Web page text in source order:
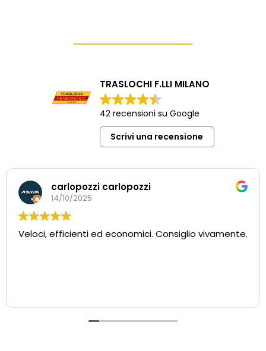
TRASLOCHI F.LLI MILANO
42 recensioni su Google
Scrivi una recensione
Elena Fossati
27/08/2024
Trasloco dall’Italia alla Francia svolto nel migliore dei
organizzazione realizzata dall’ufficio